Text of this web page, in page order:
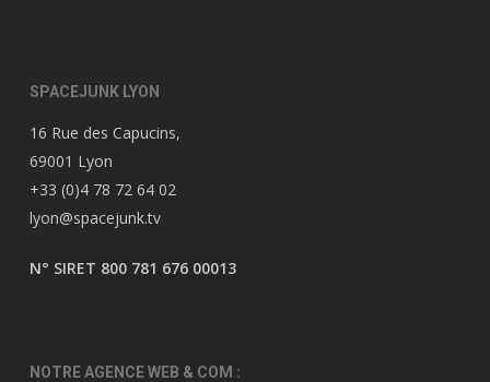
SPACEJUNK LYON
16 Rue des Capucins,
69001 Lyon
+33 (0)4 78 72 64 02
lyon@spacejunk.tv
N° SIRET 800 781 676 00013
NOTRE AGENCE WEB & COM :